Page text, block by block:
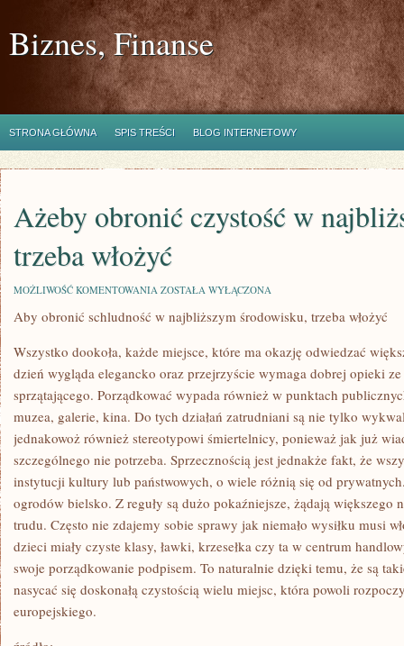
Biznes, Finanse
STRONA GŁÓWNA SPIS TREŚCI BLOG INTERNETOWY
Ażeby obronić czystość w
trzeba włożyć
MOŻLIWOŚĆ KOMENTOWANIA AŻEBY
CZYSTOŚĆ
OTOCZENIU,
TRZEBA
WŁOŻYĆ
ZOSTAŁA WYŁĄCZONA
Aby obronić schludność w najbliższym środowisku, trzeba włożyć
Wszystko dookoła, każde miejsce, które ma okazję odwiedzać
dzień wygląda elegancko oraz przejrzyście wymaga dobrej opieki
sprzątającego. Porządkować wypada również w punktach
muzea, galerie, kina. Do tych działań zatrudniani są nie tylko
jednakowoż również stereotypowi śmiertelnicy, ponieważ jak już
szczególnego nie potrzeba. Sprzecznością jest jednakże fakt, że
instytucji kultury lub państwowych, o wiele różnią się od
ogrodów bielsko. Z reguły są dużo pokaźniejsze, żądają większego
trudu. Często nie zdajemy sobie sprawy jak niemało wysiłku musi
dzieci miały czyste klasy, ławki, krzesełka czy ta w centrum
swoje porządkowanie podpisem. To naturalnie dzięki temu, że są
nasycać się doskonałą czystością wielu miejsc, która powoli
europejskiego.